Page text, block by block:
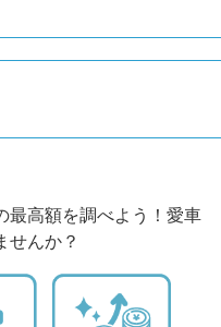
最高額を調べよう！愛車
せんか？